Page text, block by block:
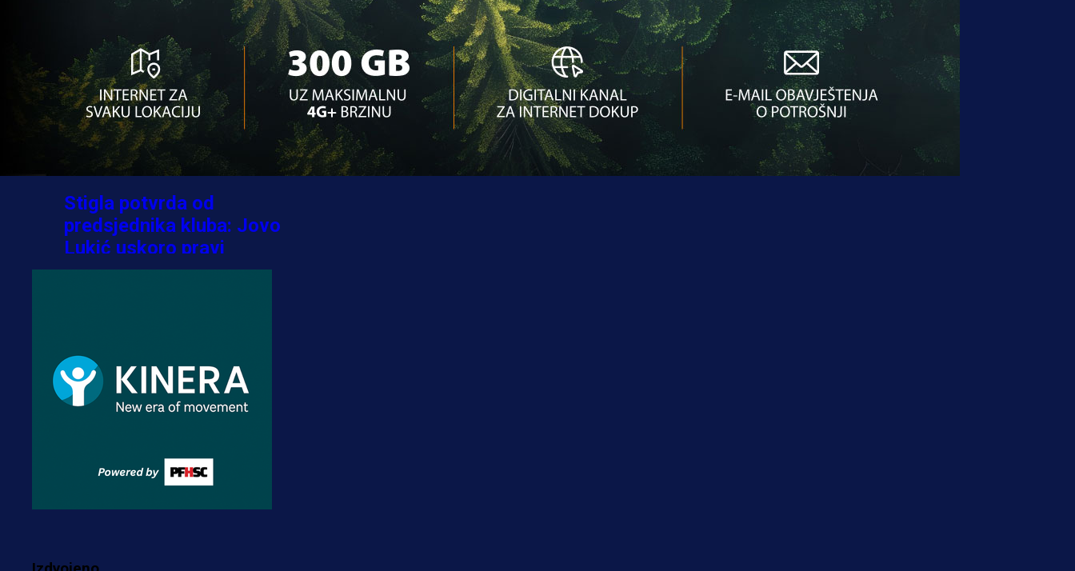
A Selekcija
Jovo Lukić ima novi klub:
Trener Cluja praktično
potvrdio veliki transfer!
3 dan 9 h
A Selekcija
Stigla potvrda od
predsjednika kluba: Jovo
Lukić uskoro pravi
transfer!?
Zmajevi dobili veliko
pojačanje: Fudbaler
Olympiacosa želi obući
Premijer liga BiH
Misimović priveden: SIPA